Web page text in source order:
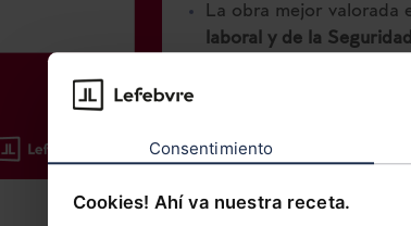
Consentimiento
Cookies! Ahí va nuestra receta.
La obra mejor valorada
laboral y de la
37.500 citas.
La suscripción al